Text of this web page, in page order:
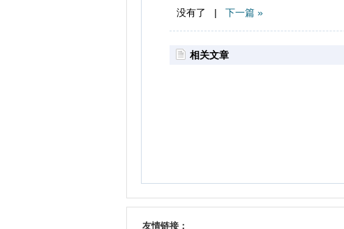
没有了 | 下一篇 »
相关文章
友情链接：